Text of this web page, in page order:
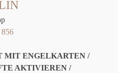
MIT ENGELKARTEN /
AKTIVIEREN /